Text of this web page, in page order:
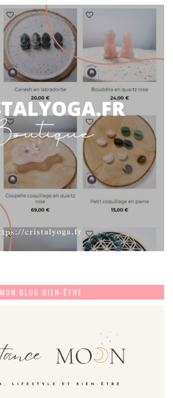
MON BLOG BIEN-ÊTRE